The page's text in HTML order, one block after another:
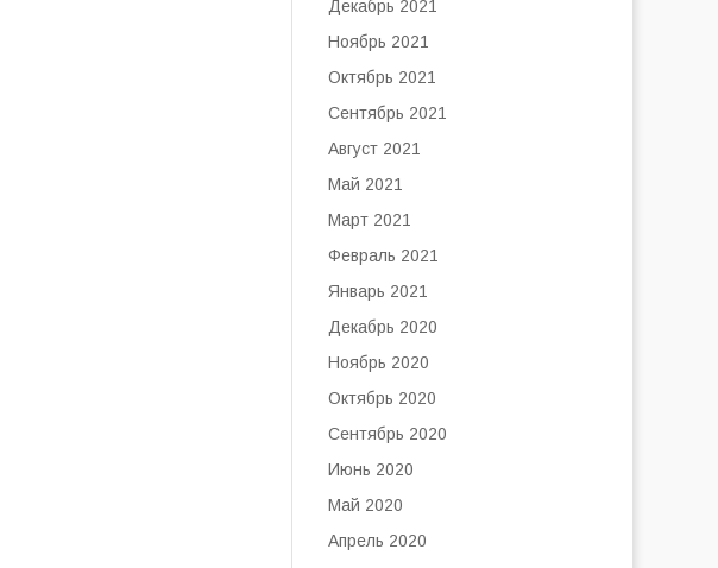
Декабрь 2021
Ноябрь 2021
Октябрь 2021
Сентябрь 2021
Август 2021
Май 2021
Март 2021
Февраль 2021
Январь 2021
Декабрь 2020
Ноябрь 2020
Октябрь 2020
Сентябрь 2020
Июнь 2020
Май 2020
Апрель 2020